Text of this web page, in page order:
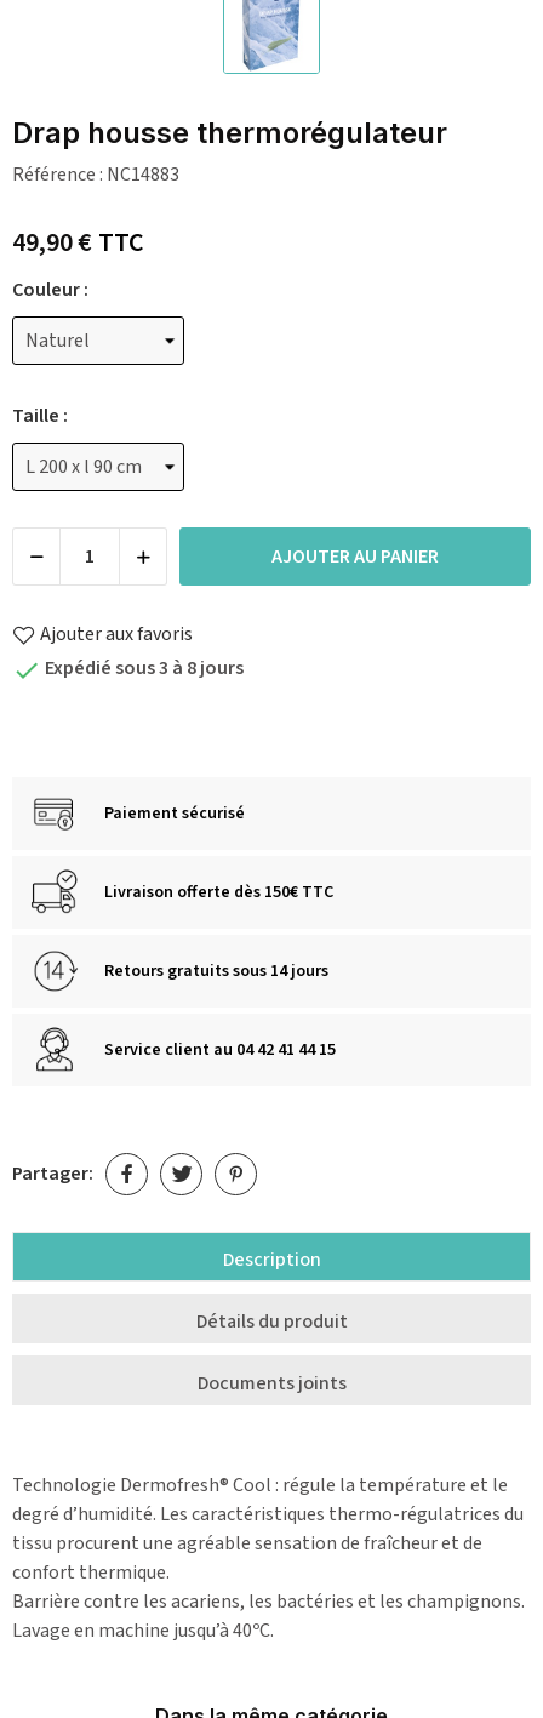
Drap housse thermorégulateur
Référence : NC14883
49,90 €TTC
Couleur :
Taille :
AJOUTER AU PANIER
Ajouter aux favoris
 Expédié sous 3 à 8 jours
Paiement sécurisé
Livraison offerte dès 150€ TTC
Retours gratuits sous 14 jours
Service client au 04 42 41 44 15
Partager:
Description
Détails du produit
Documents joints
Technologie Dermofresh® Cool : régule la température et le
degré d’humidité. Les caractéristiques thermo-régulatrices du
tissu procurent une agréable sensation de fraîcheur et de
confort thermique.
Barrière contre les acariens, les bactéries et les champignons.
Lavage en machine jusqu’à 40ºC.